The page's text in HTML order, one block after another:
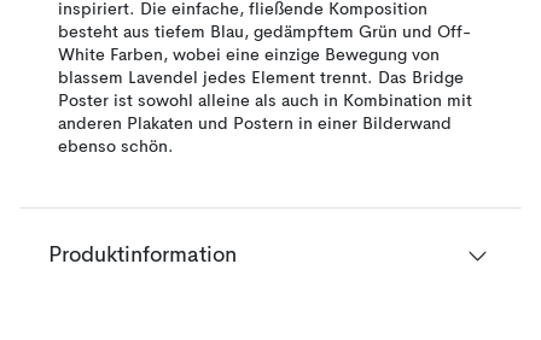
inspiriert. Die einfache, fließende Komposition
besteht aus tiefem Blau, gedämpftem Grün und Off-
White Farben, wobei eine einzige Bewegung von
blassem Lavendel jedes Element trennt. Das Bridge
Poster ist sowohl alleine als auch in Kombination mit
anderen Plakaten und Postern in einer Bilderwand
ebenso schön.
Produktinformation